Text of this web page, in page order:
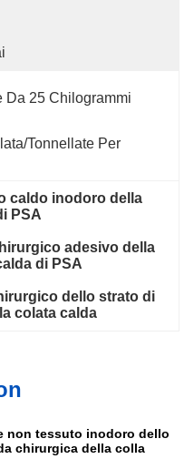
Da 25 Chilogrammi
tonnellate Per
caldo inodoro della
PSA
adesivo della
di PSA
dello strato di
colata calda
non tessuto inodoro dello
chirurgica della colla